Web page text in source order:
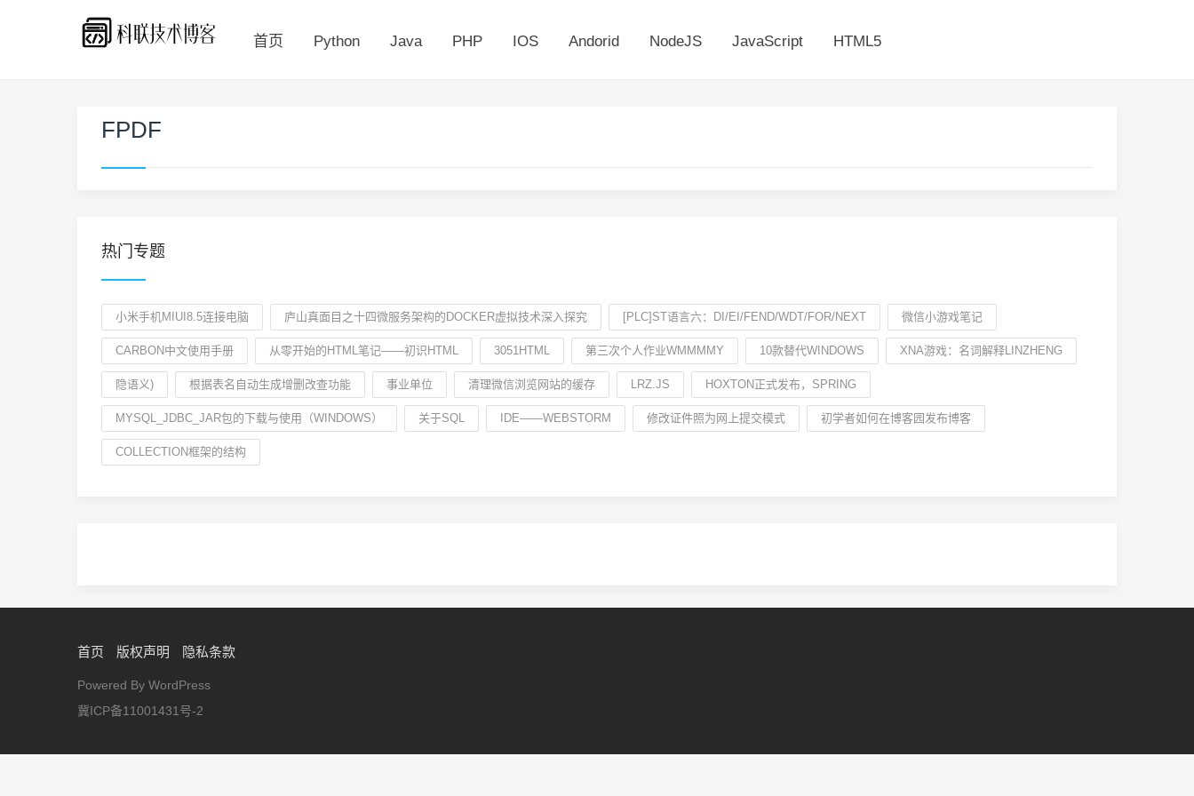
首页 Python Java PHP IOS Andorid NodeJS JavaScript HTML5
FPDF
热门专题
小米手机MIUI8.5连接电脑 庐山真面目之十四微服务架构的DOCKER虚拟技术深入探究 [PLC]ST语言六：DI/EI/FEND/WDT/FOR/NEXT 微信小游戏笔记
CARBON中文使用手册 从零开始的HTML笔记——初识HTML 3051HTML 第三次个人作业WMMMMY 10款替代WINDOWS XNA游戏：名词解释LINZHENG
隐语义) 根据表名自动生成增删改查功能 事业单位 清理微信浏览网站的缓存 LRZ.JS HOXTON正式发布，SPRING
MYSQL_JDBC_JAR包的下载与使用（WINDOWS） 关于SQL IDE——WEBSTORM 修改证件照为网上提交模式 初学者如何在博客园发布博客
COLLECTION框架的结构
首页 版权声明 隐私条款
Powered By WordPress
冀ICP备11001431号-2